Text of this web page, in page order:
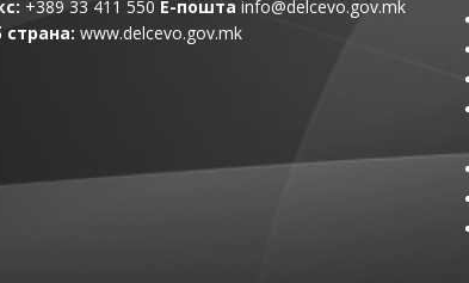
+389 33 411 550 Е-пошта info@delcevo.gov.mk
страна: www.delcevo.gov.mk